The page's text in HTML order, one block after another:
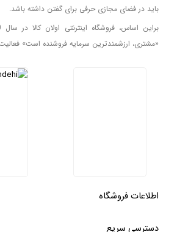
باید در فضای مجازی حرفی برای گفتن داشته باشد.
«مشتری، ارزشمندترین سرمایه فروشنده است» فعالیت
اطلاعات فروشگاه
دسترسی سریع